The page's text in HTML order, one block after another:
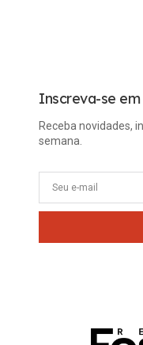
Inscreva-se
Receba novidades,
semana.